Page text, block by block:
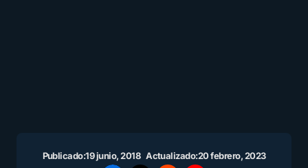
Publicado:19 junio, 2018 Actualizado:20 febrero, 2023